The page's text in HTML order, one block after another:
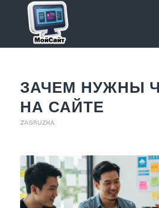
ЗАЧЕМ НУЖНЫ
НА САЙТЕ
ZAGRUZKA